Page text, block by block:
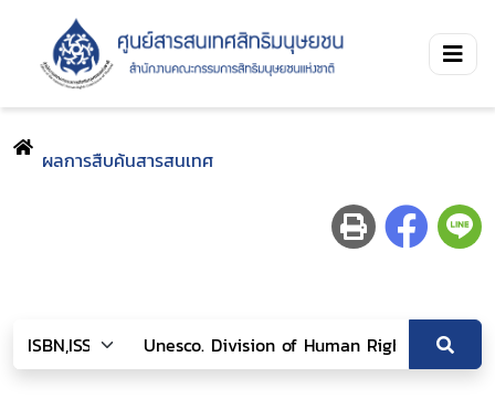
ผลการสืบค้นสารสนเทศ